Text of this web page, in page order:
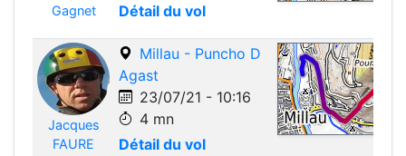
Gagnet
Détail du vol
Jacques
FAURE
Millau - Puncho D
Agast
23/07/21 - 10:16
4 mn
Détail du vol